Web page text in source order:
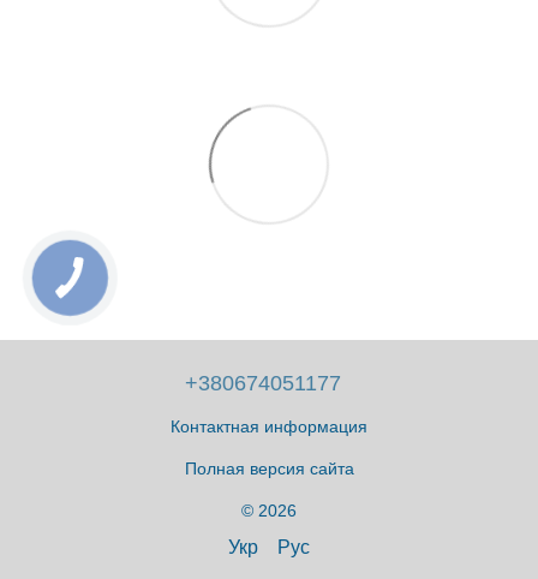
+380674051177
Контактная информация
Полная версия сайта
© 2026
Укр Рус